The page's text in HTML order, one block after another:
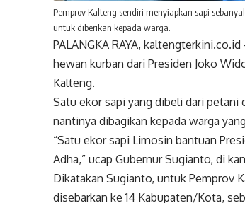
Pemprov Kalteng sendiri menyiapkan sapi
untuk diberikan kepada warga.
PALANGKA RAYA,
hewan kurban dari Presiden Joko
Kalteng.
Satu ekor sapi yang dibeli dari petani
nantinya dibagikan kepada warga
“Satu ekor sapi Limosin bantuan
Adha,” ucap Gubernur Sugianto, di
Dikatakan Sugianto, untuk Pemprov
disebarkan ke 14 Kabupaten/Kota,